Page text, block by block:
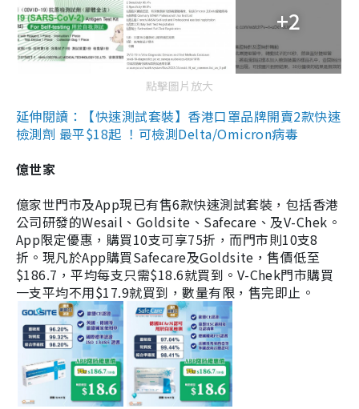
+2
點擊圖片放大
延伸閱讀：【快速測試套裝】香港口罩品牌開賣2款快速
檢測劑 最平$18起 ！可檢測Delta/Omicron病毒
億世家
億家世門市及App現已有售6款快速測試套裝，包括香港
公司研發的Wesail、Goldsite、Safecare、及V-Chek。
App限定優惠，購買10支可享75折，而門市則10支8
折。現凡於App購買Safecare及Goldsite，售價低至
$186.7，平均每支只需$18.6就買到。V-Chek門市購買
一支平均不用$17.9就買到，數量有限，售完即止。